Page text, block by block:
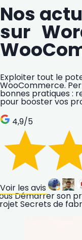
Nos
sur
Exploiter tout le
WooCommerce.
bonnes pratiques :
pour booster vos
4,9/5
Voir les avis
Démarrer son
Secrets de